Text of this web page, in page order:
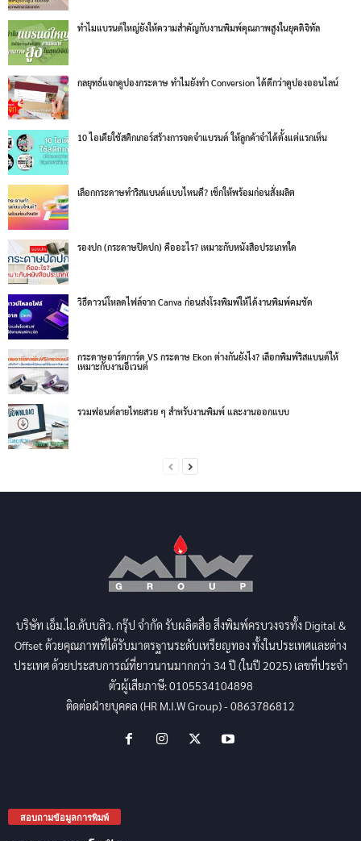
ทำไมแบรนด์ใหญ่ยังให้ความสำคัญกับงานพิมพ์คุณภาพสูงในยุคดิจิทัล
กลยุทธ์แจกคูปองกระดาษ ทำไมยังทำ Conversion ได้ดีกว่าคูปองออนไลน์
10 ไอเดียใช้สติกเกอร์สร้างการจดจำแบรนด์ ให้ลูกค้าจำได้ตั้งแต่แรกเห็น
เลือกกระดาษทำริสแบนด์แบบไหนดี? เช็กให้พร้อมก่อนสั่งผลิต
รองปก (กระดาษปิดปก) คืออะไร? เหมาะกับหนังสือประเภทใด
วิธีดาวน์โหลดไฟล์จาก Canva ก่อนส่งโรงพิมพ์ให้ได้งานพิมพ์คมชัด
กระดาษอาร์ตการ์ด VS กระดาษ Ekon ต่างกันยังไง? เลือกพิมพ์ริสแบนด์ให้
เหมาะกับงานอีเวนต์
รวมฟอนต์ลายไทยสวย ๆ สำหรับงานพิมพ์ และงานออกแบบ
บริษัท เอ็ม.ไอ.ดับบลิว. กรุ๊ป จำกัด รับผลิตสื่อ สิ่งพิมพ์ครบวงจรทั้ง Digital &
Offset ด้วยคุณภาพที่ได้รับมาตรฐานระดับเหรียญทอง ทั้งในประเทศและต่าง
ประเทศ ด้วยประสบการณ์ที่ยาวนานมากกว่า 34 ปี (ในปี 2025) เลขที่ประจำ
ตัวผู้เสียภาษี: 0105534104898
ติดต่อฝ่ายบุคคล (HR M.I.W Group) - 0863786812
สอบถามข้อมูลการพิมพ์